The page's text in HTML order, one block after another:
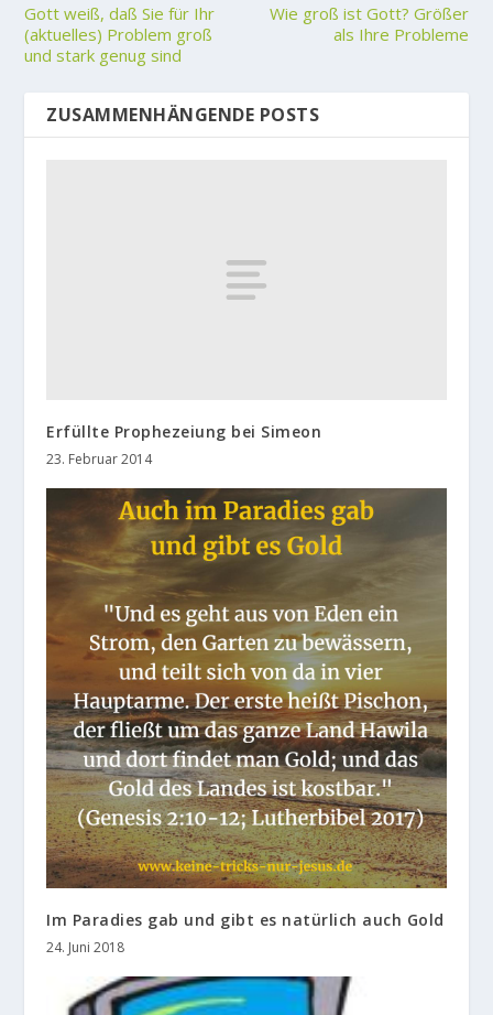
Gott weiß, daß Sie für Ihr
(aktuelles) Problem groß
und stark genug sind
Wie groß ist Gott? Größer
als Ihre Probleme
ZUSAMMENHÄNGENDE POSTS
Erfüllte Prophezeiung bei Simeon
23. Februar 2014
Im Paradies gab und gibt es natürlich auch Gold
24. Juni 2018